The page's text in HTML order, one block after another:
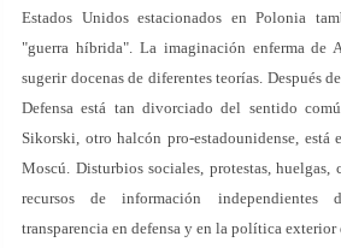
Estados Unidos estacionados en Polonia
"guerra híbrida". La imaginación enferma de
sugerir docenas de diferentes teorías. Después
Defensa está tan divorciado del sentido
Sikorski, otro halcón pro-estadounidense, está
Moscú. Disturbios sociales, protestas,
recursos de información independientes
transparencia en defensa y en la política exterior